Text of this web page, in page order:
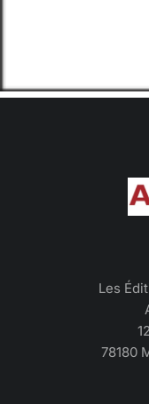
Les
78180